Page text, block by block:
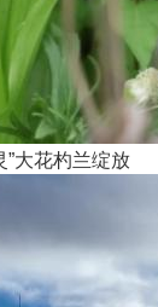
”大花杓兰绽放